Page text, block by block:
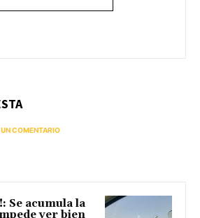
COMENTARIO
Se acumula la
ver bien